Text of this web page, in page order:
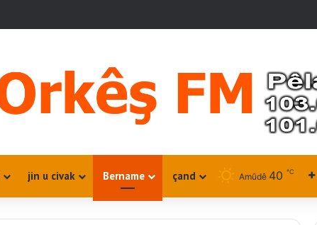
jin u civak Bername çand Amûdê 40 ℃